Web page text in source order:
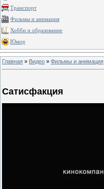
Транспорт
Фильмы и анимация
Хобби и образование
Юмор
Главная » Видео » Фильмы и анимация
Сатисфакция